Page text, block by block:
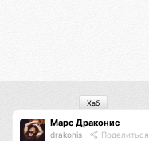
Марс Драконис
drakonis Поделиться
Хаб